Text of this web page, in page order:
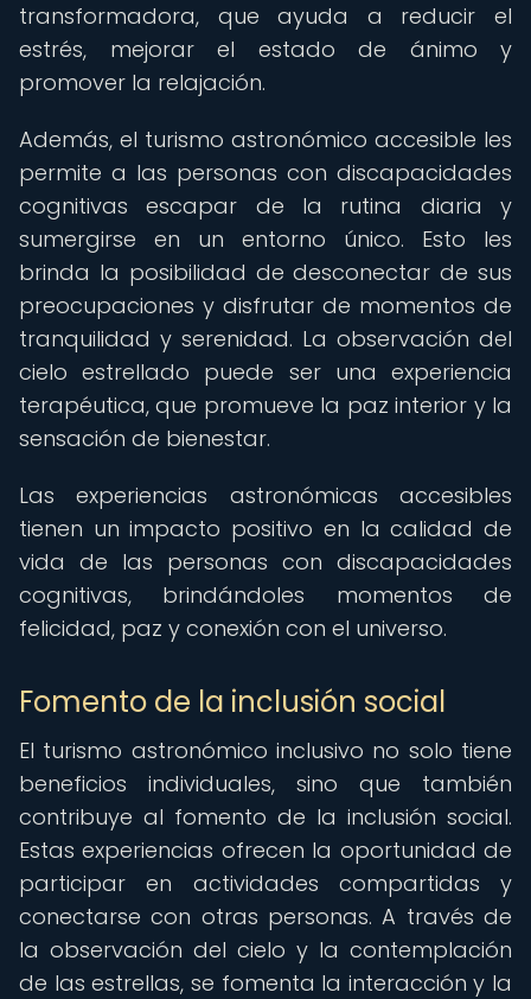
transformadora, que ayuda a reducir el
estrés, mejorar el estado de ánimo y
promover la relajación.
Además, el turismo astronómico accesible les
permite a las personas con discapacidades
cognitivas escapar de la rutina diaria y
sumergirse en un entorno único. Esto les
brinda la posibilidad de desconectar de sus
preocupaciones y disfrutar de momentos de
tranquilidad y serenidad. La observación del
cielo estrellado puede ser una experiencia
terapéutica, que promueve la paz interior y la
sensación de bienestar.
Las experiencias astronómicas accesibles
tienen un impacto positivo en la calidad de
vida de las personas con discapacidades
cognitivas, brindándoles momentos de
felicidad, paz y conexión con el universo.
Fomento de la inclusión social
El turismo astronómico inclusivo no solo tiene
beneficios individuales, sino que también
contribuye al fomento de la inclusión social.
Estas experiencias ofrecen la oportunidad de
participar en actividades compartidas y
conectarse con otras personas. A través de
la observación del cielo y la contemplación
de las estrellas, se fomenta la interacción y la